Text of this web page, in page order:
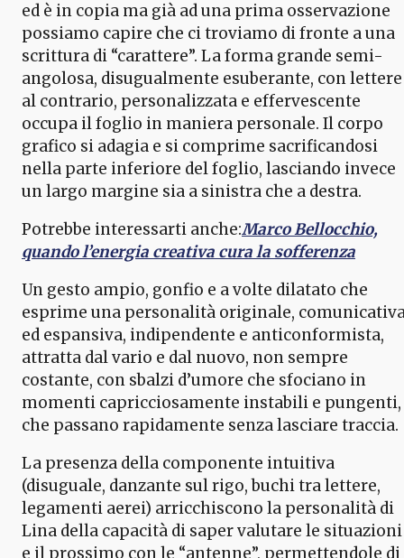
ed è in copia ma già ad una prima osservazione
possiamo capire che ci troviamo di fronte a una
scrittura di “carattere”. La forma grande semi-
angolosa, disugualmente esuberante, con lettere
al contrario, personalizzata e effervescente
occupa il foglio in maniera personale. Il corpo
grafico si adagia e si comprime sacrificandosi
nella parte inferiore del foglio, lasciando invece
un largo margine sia a sinistra che a destra.
Potrebbe interessarti anche:Marco Bellocchio,
quando l’energia creativa cura la sofferenza
Un gesto ampio, gonfio e a volte dilatato che
esprime una personalità originale,
ed espansiva, indipendente e anticonformista,
attratta dal vario e dal nuovo, non sempre
costante, con sbalzi d’umore che sfociano in
momenti capricciosamente instabili e pungenti,
che passano rapidamente senza lasciare traccia.
La presenza della componente intuitiva
(disuguale, danzante sul rigo, buchi tra lettere,
legamenti aerei) arricchiscono la personalità di
Lina della capacità di saper valutare le situazioni
e il prossimo con le “antenne”, permettendole di